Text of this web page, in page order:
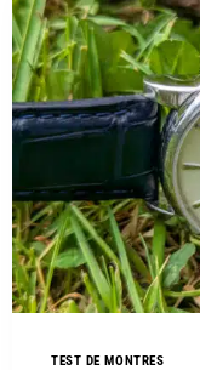
TEST DE MONTRES